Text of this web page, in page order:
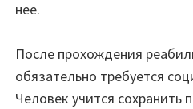
нее.
После прохождения
обязательно требуется
Человек учится сохранить